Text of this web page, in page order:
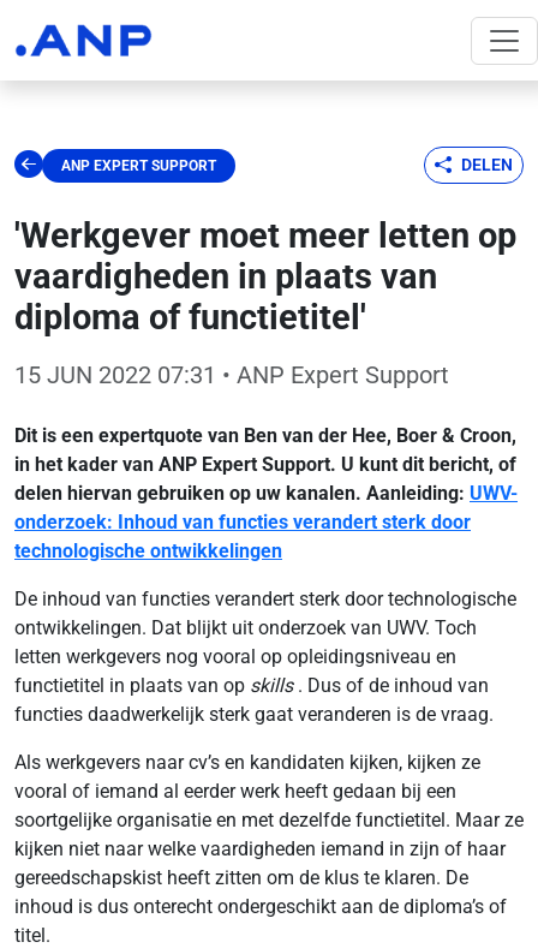
ANP EXPERT SUPPORT DELEN
'Werkgever moet meer letten op
vaardigheden in plaats van
diploma of functietitel'
15 JUN 2022 07:31 • ANP Expert Support
Dit is een expertquote van Ben van der Hee, Boer & Croon,
in het kader van ANP Expert Support. U kunt dit bericht, of
delen hiervan gebruiken op uw kanalen. Aanleiding: UWV-
onderzoek: Inhoud van functies verandert sterk door
technologische ontwikkelingen
De inhoud van functies verandert sterk door technologische
ontwikkelingen. Dat blijkt uit onderzoek van UWV. Toch
letten werkgevers nog vooral op opleidingsniveau en
functietitel in plaats van op skills . Dus of de inhoud van
functies daadwerkelijk sterk gaat veranderen is de vraag.
Als werkgevers naar cv’s en kandidaten kijken, kijken ze
vooral of iemand al eerder werk heeft gedaan bij een
soortgelijke organisatie en met dezelfde functietitel. Maar ze
kijken niet naar welke vaardigheden iemand in zijn of haar
gereedschapskist heeft zitten om de klus te klaren. De
inhoud is dus onterecht ondergeschikt aan de diploma’s of
titel.